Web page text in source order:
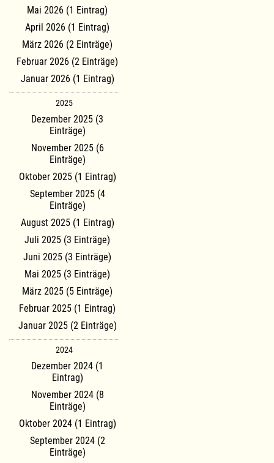
Mai 2026 (1 Eintrag)
April 2026 (1 Eintrag)
März 2026 (2 Einträge)
Februar 2026 (2 Einträge)
Januar 2026 (1 Eintrag)
2025
Dezember 2025 (3
Einträge)
November 2025 (6
Einträge)
Oktober 2025 (1 Eintrag)
September 2025 (4
Einträge)
August 2025 (1 Eintrag)
Juli 2025 (3 Einträge)
Juni 2025 (3 Einträge)
Mai 2025 (3 Einträge)
März 2025 (5 Einträge)
Februar 2025 (1 Eintrag)
Januar 2025 (2 Einträge)
2024
Dezember 2024 (1
Eintrag)
November 2024 (8
Einträge)
Oktober 2024 (1 Eintrag)
September 2024 (2
Einträge)